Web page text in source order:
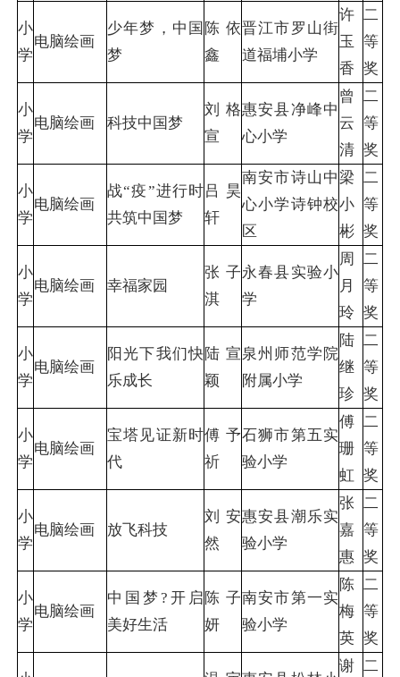
小
学
电脑绘画
少年梦，中国
梦
陈依
鑫
晋江市罗山街
道福埔小学
许
玉
香
二
等
奖
小
学
电脑绘画 科技中国梦
刘格
宣
惠安县净峰中
心小学
曾
云
清
二
等
奖
小
学
电脑绘画
战“疫”进行时
共筑中国梦
吕昊
轩
南安市诗山中
心小学诗钟校
区
梁
小
彬
二
等
奖
小
学
电脑绘画 幸福家园
张子
淇
永春县实验小
学
周
月
玲
二
等
奖
小
学
电脑绘画
阳光下我们快
乐成长
陆宣
颖
泉州师范学院
附属小学
陆
继
珍
二
等
奖
小
学
电脑绘画
宝塔见证新时
代
傅予
祈
石狮市第五实
验小学
傅
珊
虹
二
等
奖
小
学
电脑绘画 放飞科技
刘安
然
惠安县潮乐实
验小学
张
嘉
惠
二
等
奖
小
学
电脑绘画
中国梦?开启
美好生活
陈子
妍
南安市第一实
验小学
陈
梅
英
二
等
奖
谢 二